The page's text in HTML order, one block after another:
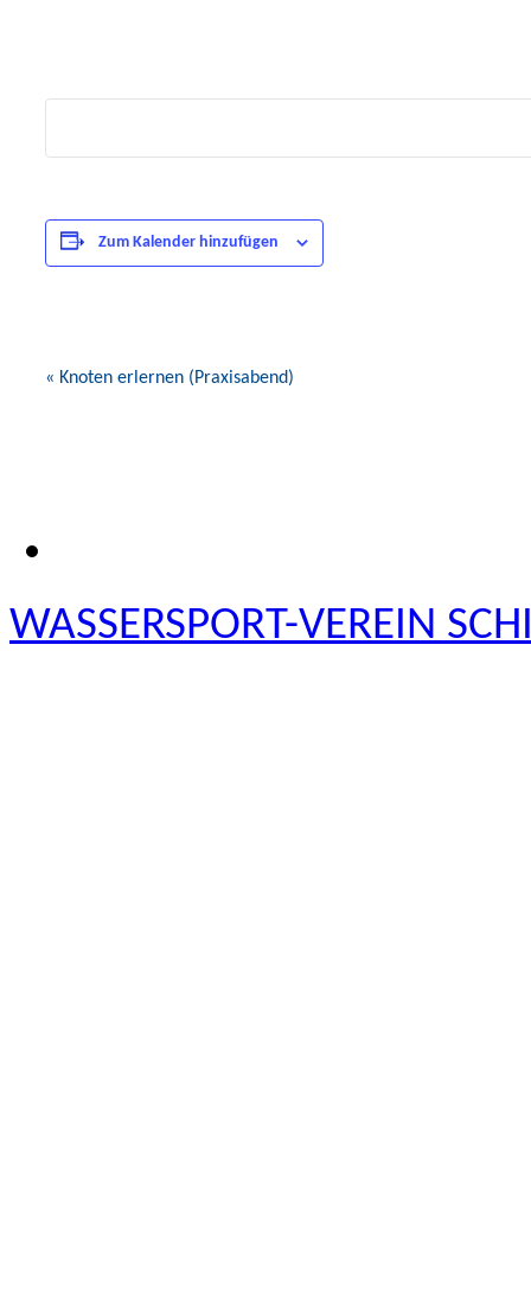
Zum Kalender hinzufügen
Veranstaltung-
« Knoten erlernen (Praxisabend)
WASSERSPORT-VEREIN